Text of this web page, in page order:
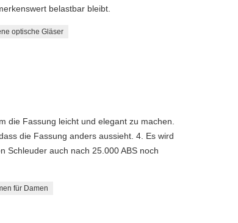
belastbar bleibt.
optische Gläser
die Fassung leicht und elegant zu machen.
die Fassung anders aussieht. 4. Es wird
Schleuder auch nach 25.000 ABS noch
für Damen